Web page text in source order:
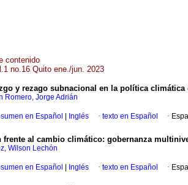
contenido
no.16 Quito ene./jun. 2023
y rezago subnacional en la política
Romero, Jorge Adrián
en Español Inglés · texto en Español ·
frente al cambio climático: gobernanza
Wilson Lechón
en Español Inglés · texto en Español ·